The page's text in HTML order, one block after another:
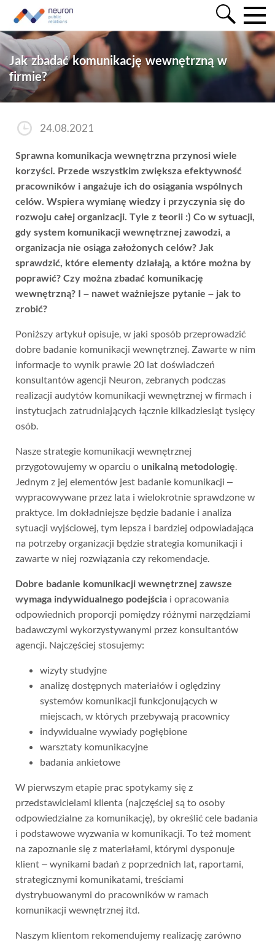
Jak zbadać komunikację wewnętrzną w
firmie?
24.08.2021
Sprawna komunikacja wewnętrzna przynosi wiele
korzyści. Przede wszystkim zwiększa efektywność
pracowników i angażuje ich do osiągania wspólnych
celów. Wspiera wymianę wiedzy i przyczynia się do
rozwoju całej organizacji. Tyle z teorii :) Co w sytuacji,
gdy system komunikacji wewnętrznej zawodzi, a
organizacja nie osiąga założonych celów? Jak
sprawdzić, które elementy działają, a które można by
poprawić? Czy można zbadać komunikację
wewnętrzną? I – nawet ważniejsze pytanie – jak to
zrobić?
Poniższy artykuł opisuje, w jaki sposób przeprowadzić
dobre badanie komunikacji wewnętrznej. Zawarte w nim
informacje to wynik prawie 20 lat doświadczeń
konsultantów agencji Neuron, zebranych podczas
realizacji audytów komunikacji wewnętrznej w firmach i
instytucjach zatrudniających łącznie kilkadziesiąt tysięcy
osób.
Nasze strategie komunikacji wewnętrznej
przygotowujemy w oparciu o unikalną metodologię
Jednym z jej elementów jest badanie komunikacji –
wypracowywane przez lata i wielokrotnie sprawdzone w
praktyce. Im dokładniejsze będzie badanie i analiza
sytuacji wyjściowej, tym lepsza i bardziej odpowiadająca
na potrzeby organizacji będzie strategia komunikacji i
zawarte w niej rozwiązania czy rekomendacje.
Dobre badanie komunikacji wewnętrznej zawsze
wymaga indywidualnego podejścia i opracowania
odpowiednich proporcji pomiędzy różnymi narzędziami
badawczymi wykorzystywanymi przez konsultantów
agencji. Najczęściej stosujemy:
wizyty studyjne
analizę dostępnych materiałów i oględziny
systemów komunikacji funkcjonujących w
miejscach, w których przebywają pracownicy
indywidualne wywiady pogłębione
warsztaty komunikacyjne
badania ankietowe
W pierwszym etapie prac spotykamy się z
przedstawicielami klienta (najczęściej są to osoby
odpowiedzialne za komunikację), by określić cele badania
i podstawowe wyzwania w komunikacji. To też moment
na zapoznanie się z materiałami, którymi dysponuje
klient – wynikami badań z poprzednich lat, raportami,
strategicznymi komunikatami, treściami
dystrybuowanymi do pracowników w ramach
komunikacji wewnętrznej itd.
Naszym klientom rekomendujemy realizację zarówno